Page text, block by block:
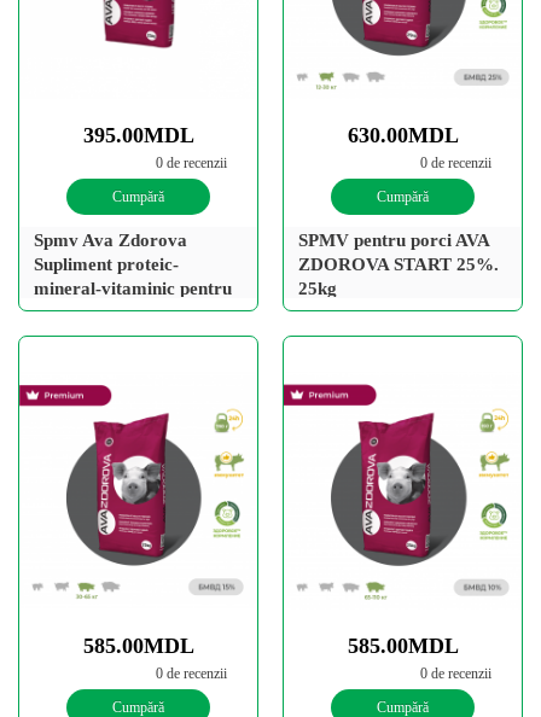
395.00MDL
0 de recenzii
Cumpără
Spmv Ava Zdorova
Supliment proteic-
mineral-vitaminic pentru
viței de la 90 de zile.
630.00MDL
0 de recenzii
Cumpără
SPMV pentru porci AVA
ZDOROVA START 25%.
25kg
585.00MDL
0 de recenzii
Cumpără
585.00MDL
0 de recenzii
Cumpără